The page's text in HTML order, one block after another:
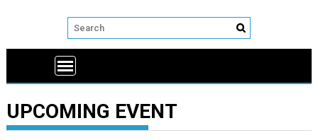
UPCOMING EVENT